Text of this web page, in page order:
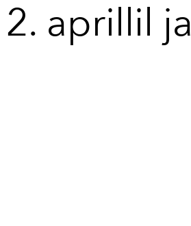
ZOOMEEDIKUM
EHITAMINE
aprillil ja